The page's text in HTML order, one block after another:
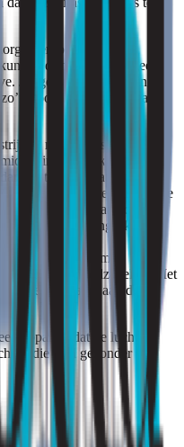
u ervoor dat de
dringen. Het is geen
Jonge woningen die in de
voorzetgevel standaard
maar het is slim te
een drukke stad
juist alle uitlaatgassen en
Handig om rekening mee
de spits en aan de kant
ventilatie is belangrijk voor
niet altijd de ramen
schone lucht noodzakelijk. Met
lucht aan, aan de
apparaat dat de lucht
in die veel gezonder is.